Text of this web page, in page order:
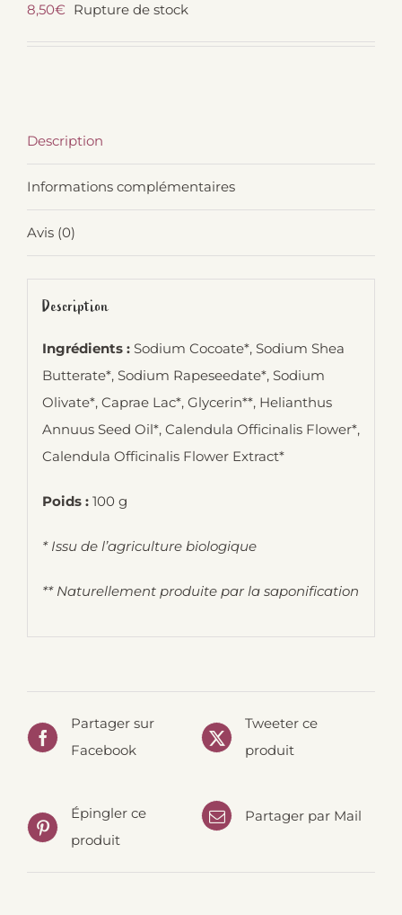
8,50€ Rupture de stock
Description
Informations complémentaires
Avis (0)
Description
Ingrédients : Sodium Cocoate*, Sodium Shea
Butterate*, Sodium Rapeseedate*, Sodium
Olivate*, Caprae Lac*, Glycerin**, Helianthus
Annuus Seed Oil*, Calendula Officinalis Flower*,
Calendula Officinalis Flower Extract*
Poids : 100 g
* Issu de l’agriculture biologique
** Naturellement produite par la saponification
Partager sur
Facebook
Tweeter ce
produit
Épingler ce
produit
Partager par Mail